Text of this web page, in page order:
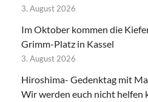
3. August 2026
Im Oktober kommen die
Grimm-Platz in Kassel
3. August 2026
Hiroshima- Gedenktag mit
Wir werden euch nicht helfen